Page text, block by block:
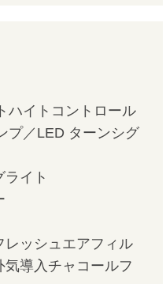
ハイトコントロール
プ／LED ターンシグ
イト
レッシュエアフィル
導入チャコールフ